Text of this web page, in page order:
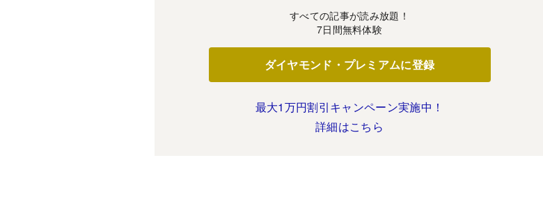
すべての記事が読み放題！
7日間無料体験
ダイヤモンド・プレミアムに登録
最大1万円割引キャンペーン実施中！
詳細はこちら